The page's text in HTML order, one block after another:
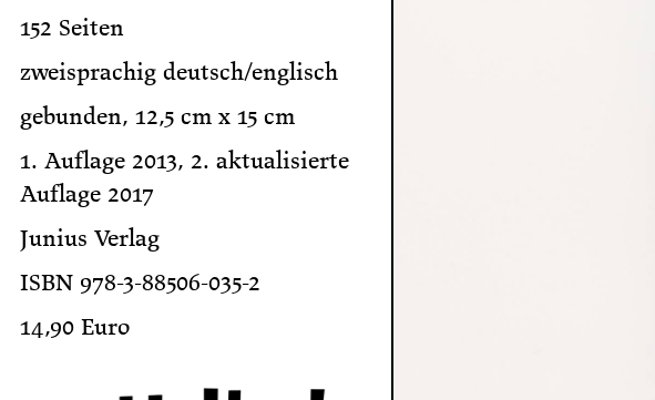
152 Seiten
zweisprachig deutsch/englisch
gebunden, 12,5 cm x 15 cm
1. Auflage 2013,2. aktualisierte
Auflage 2017
Junius Verlag
ISBN 978-3-88506-035-2
14,90 Euro